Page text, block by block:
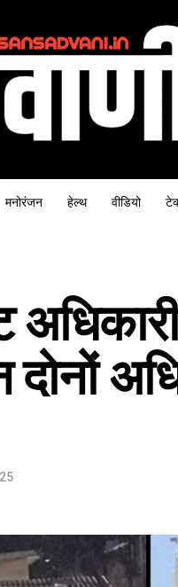
मनोरंजन हेल्थ वीडियो